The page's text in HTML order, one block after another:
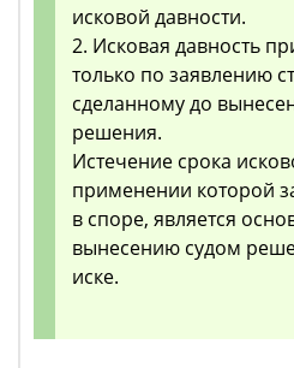
исковой давности.
2. Исковая давность
только по заявлению
сделанному до
решения.
Истечение срока
применении которой
в споре, является
вынесению судом
иске.